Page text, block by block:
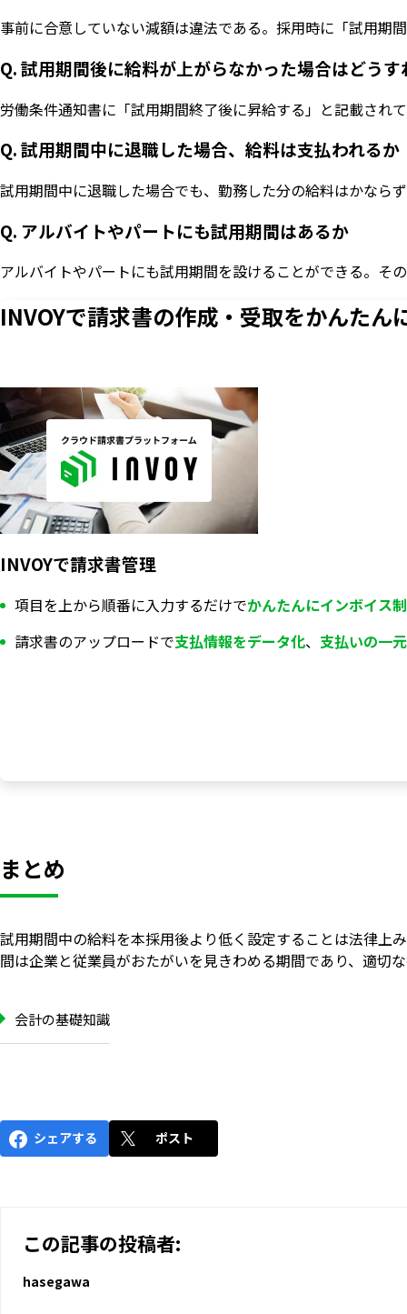
事前に合意していない減額は違法である。採用時に「試用期
Q. 試用期間後に給料が上がらなかった場合はどう
労働条件通知書に「試用期間終了後に昇給する」と記載され
Q. 試用期間中に退職した場合、給料は支払われるか
試用期間中に退職した場合でも、勤務した分の給料はかなら
Q. アルバイトやパートにも試用期間はあるか
アルバイトやパートにも試用期間を設けることができる。そ
INVOYで請求書の作成・ 受取をかんたん
INVOYで請求書管理
項目を上から順番に入力するだけでかんたんにインボイス
請求書のアップロードで支払情報をデータ化、 支払いの一
まとめ
試用期間中の給料を本採用後より低く設定することは法律上
間は企業と従業員がおたがいを見きわめる期間であり、適切
会計の基礎知識
シェアする ポスト
この記事の投稿者:
hasegawa